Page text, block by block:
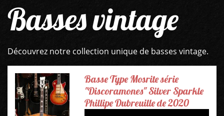
Basses vintage
Découvrez notre collection unique de basses vintage.
Basse Type Mosrite série
"Discoramones" Silver Sparkle
Phillipe Dubreuille de 2020